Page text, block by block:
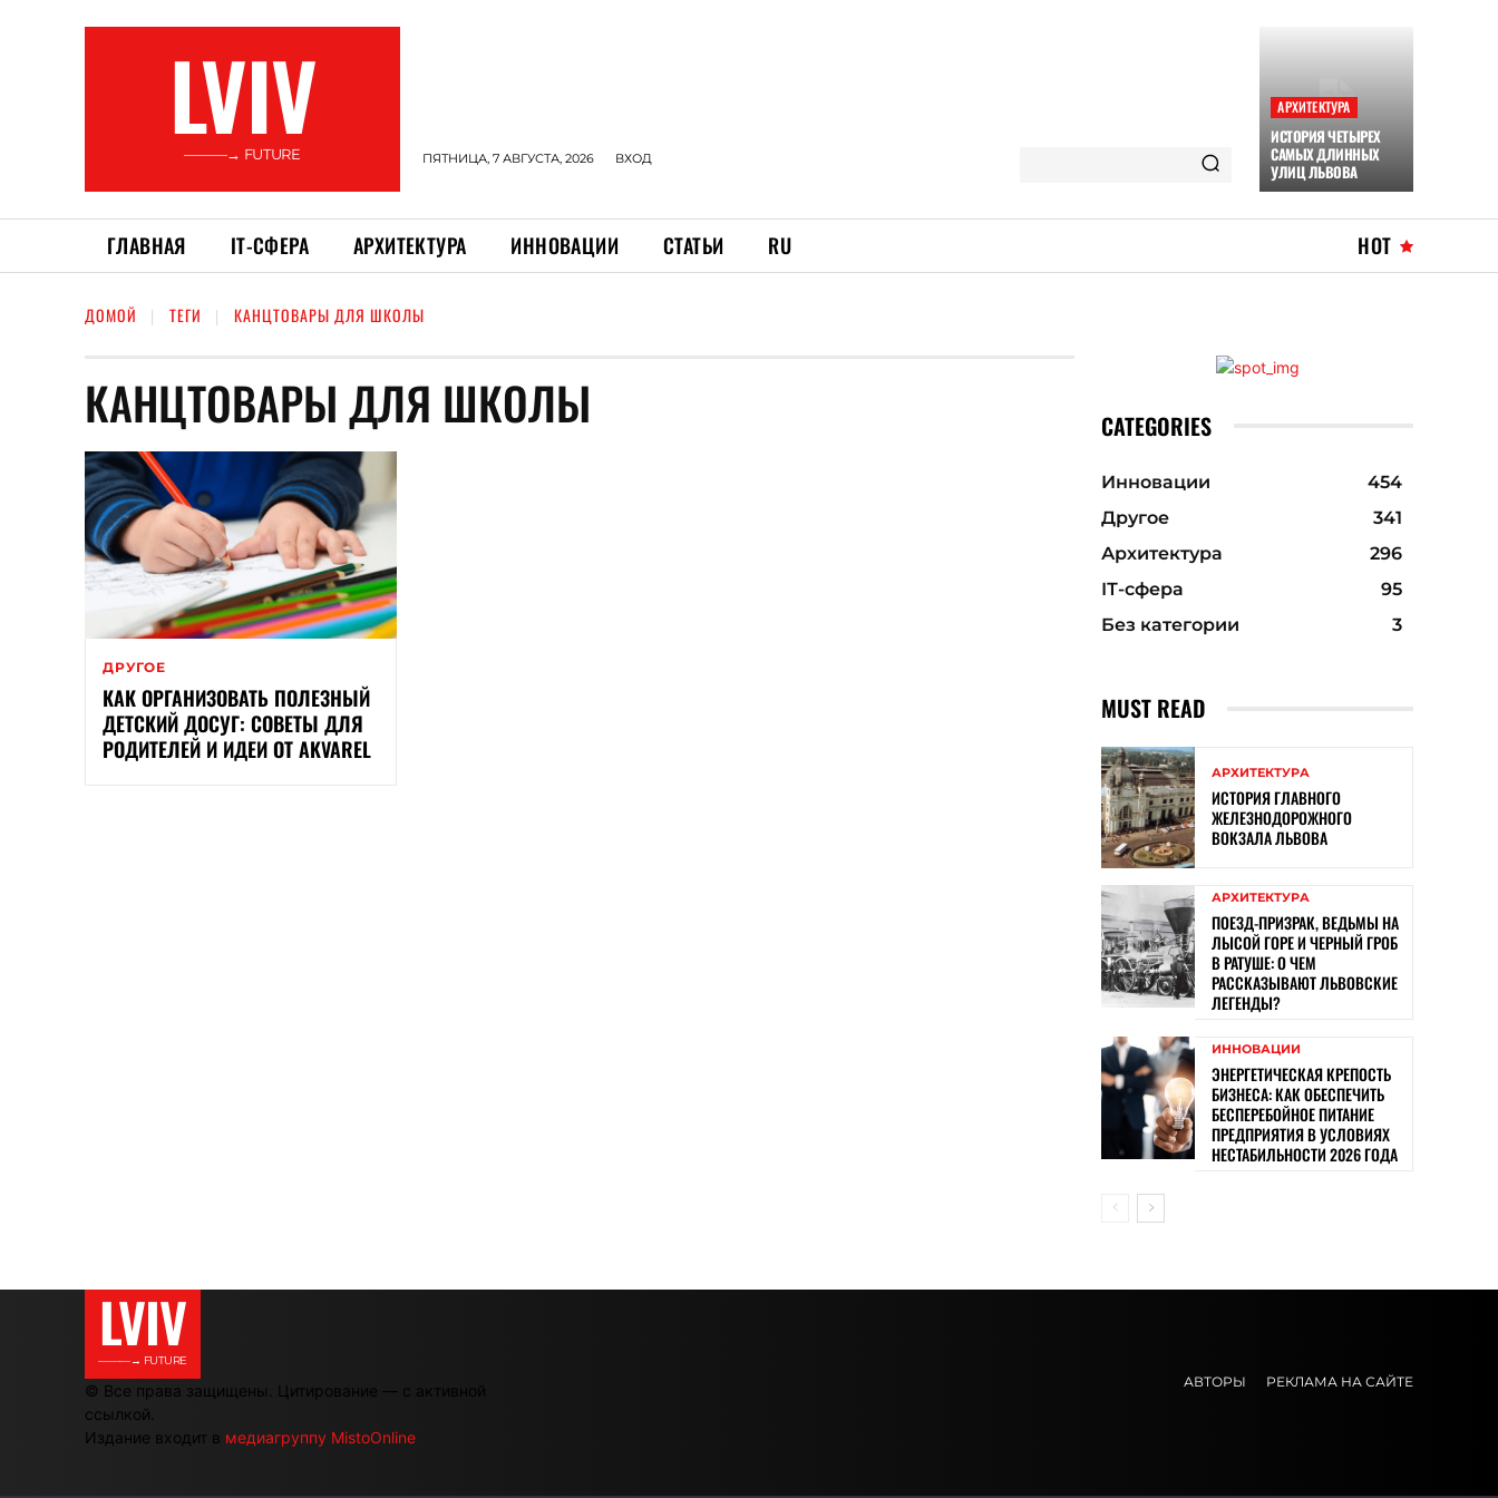
LVIV
———→ FUTURE ПЯТНИЦА, 7 АВГУСТА, 2026 ВХОД
АРХИТЕКТУРА
ИСТОРИЯ ЧЕТЫРЕХ
САМЫХ ДЛИННЫХ
УЛИЦ ЛЬВОВА
ГЛАВНАЯ ІТ-СФЕРА АРХИТЕКТУРА ИННОВАЦИИ СТАТЬИ RU HOT
ДОМОЙ ТЕГИ КАНЦТОВАРЫ ДЛЯ ШКОЛЫ
КАНЦТОВАРЫ ДЛЯ ШКОЛЫ
ДРУГОЕ
КАК ОРГАНИЗОВАТЬ ПОЛЕЗНЫЙ
ДЕТСКИЙ ДОСУГ: СОВЕТЫ ДЛЯ
РОДИТЕЛЕЙ И ИДЕИ ОТ AKVAREL
CATEGORIES
Инновации
454
Другое
341
Архитектура
296
ІТ-сфера
95
Без категории
3
MUST READ
АРХИТЕКТУРА
ИСТОРИЯ ГЛАВНОГО
ЖЕЛЕЗНОДОРОЖНОГО
ВОКЗАЛА ЛЬВОВА
АРХИТЕКТУРА
ПОЕЗД-ПРИЗРАК, ВЕДЬМЫ НА
ЛЫСОЙ ГОРЕ И ЧЕРНЫЙ ГРОБ
В РАТУШЕ: О ЧЕМ
РАССКАЗЫВАЮТ ЛЬВОВСКИЕ
ЛЕГЕНДЫ?
ИННОВАЦИИ
ЭНЕРГЕТИЧЕСКАЯ КРЕПОСТЬ
БИЗНЕСА: КАК ОБЕСПЕЧИТЬ
БЕСПЕРЕБОЙНОЕ ПИТАНИЕ
ПРЕДПРИЯТИЯ В УСЛОВИЯХ
НЕСТАБИЛЬНОСТИ 2026 ГОДА
LVIV
———→ FUTURE
© Все права защищены. Цитирование — с активной
ссылкой.
Издание входит в медиагруппу MistoOnline
АВТОРЫ РЕКЛАМА НА САЙТЕ